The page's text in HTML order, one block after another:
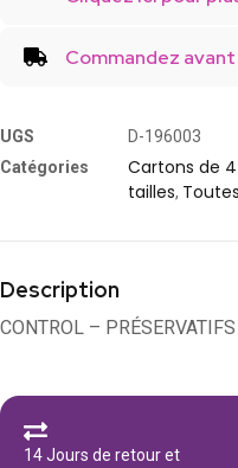
Commandez
UGS
D-196003
Catégories
Cartons de
tailles,
Description
CONTROL –
14 Jours de retour et